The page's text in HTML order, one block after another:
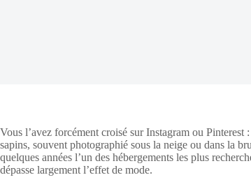
Vous l’avez forcément croisé sur Instagram ou
sapins, souvent photographié sous la neige ou dans la
quelques années l’un des hébergements les plus
dépasse largement l’effet de mode.